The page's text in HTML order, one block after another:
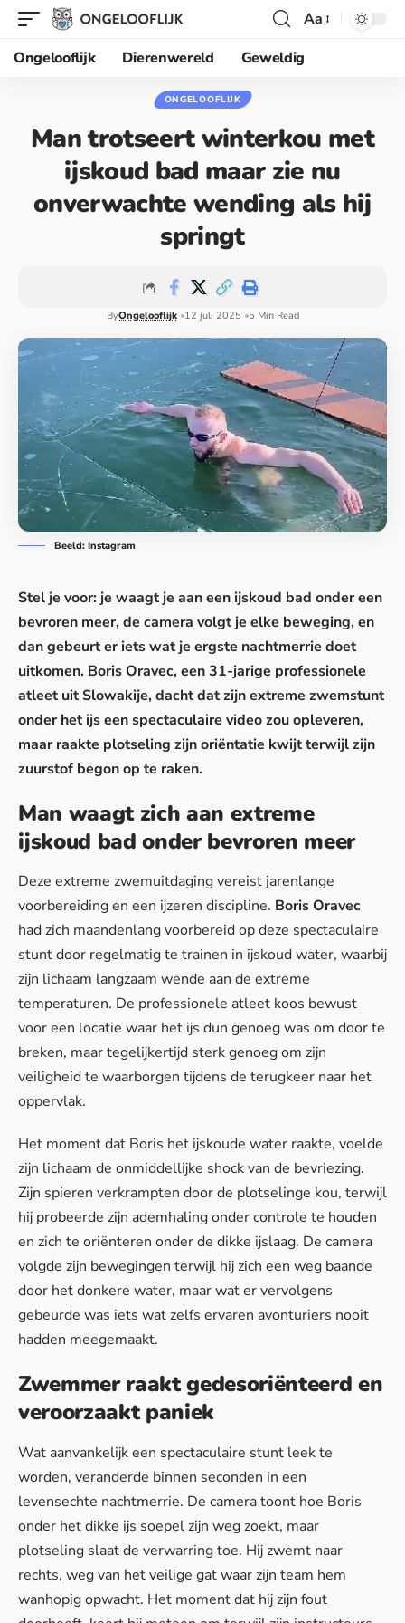
Aa
Ongelooflijk
Dierenwereld Geweldig
ONGELOOFLIJK
Man trotseert winterkou met
ijskoud bad maar zie nu
onverwachte wending als hij
springt
ByOngelooflijk 12 juli 2025 5 Min Read
Beeld: Instagram
Stel je voor: je waagt je aan een ijskoud bad onder een
bevroren meer, de camera volgt je elke beweging, en
dan gebeurt er iets wat je ergste nachtmerrie doet
uitkomen. Boris Oravec, een 31-jarige professionele
atleet uit Slowakije, dacht dat zijn extreme zwemstunt
onder het ijs een spectaculaire video zou opleveren,
maar raakte plotseling zijn oriëntatie kwijt terwijl zijn
zuurstof begon op te raken.
Man waagt zich aan extreme
ijskoud bad onder bevroren meer
Deze extreme zwemuitdaging vereist jarenlange
voorbereiding en een ijzeren discipline. Boris Oravec
had zich maandenlang voorbereid op deze spectaculaire
stunt door regelmatig te trainen in ijskoud water, waarbij
zijn lichaam langzaam wende aan de extreme
temperaturen. De professionele atleet koos bewust
voor een locatie waar het ijs dun genoeg was om door te
breken, maar tegelijkertijd sterk genoeg om zijn
veiligheid te waarborgen tijdens de terugkeer naar het
oppervlak.
Het moment dat Boris het ijskoude water raakte, voelde
zijn lichaam de onmiddellijke shock van de bevriezing.
Zijn spieren verkrampten door de plotselinge kou, terwijl
hij probeerde zijn ademhaling onder controle te houden
en zich te oriënteren onder de dikke ijslaag. De camera
volgde zijn bewegingen terwijl hij zich een weg baande
door het donkere water, maar wat er vervolgens
gebeurde was iets wat zelfs ervaren avonturiers nooit
hadden meegemaakt.
Zwemmer raakt gedesoriënteerd en
veroorzaakt paniek
Wat aanvankelijk een spectaculaire stunt leek te
worden, veranderde binnen seconden in een
levensechte nachtmerrie. De camera toont hoe Boris
onder het dikke ijs soepel zijn weg zoekt, maar
plotseling slaat de verwarring toe. Hij zwemt naar
rechts, weg van het veilige gat waar zijn team hem
wanhopig opwacht. Het moment dat hij zijn fout